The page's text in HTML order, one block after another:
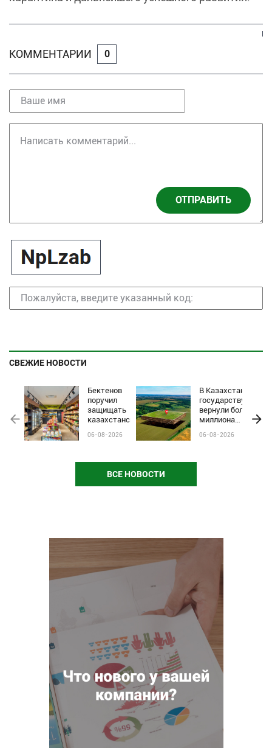
КОММЕНТАРИИ 0
ОТПРАВИТЬ
СВЕЖИЕ НОВОСТИ
Бектенов
поручил
защищать
казахстанские
чёрного пиара
06-08-2026
В Казахстане
государству
вернули более
миллиона
сельхозземель
06-08-2026
ВСЕ НОВОСТИ